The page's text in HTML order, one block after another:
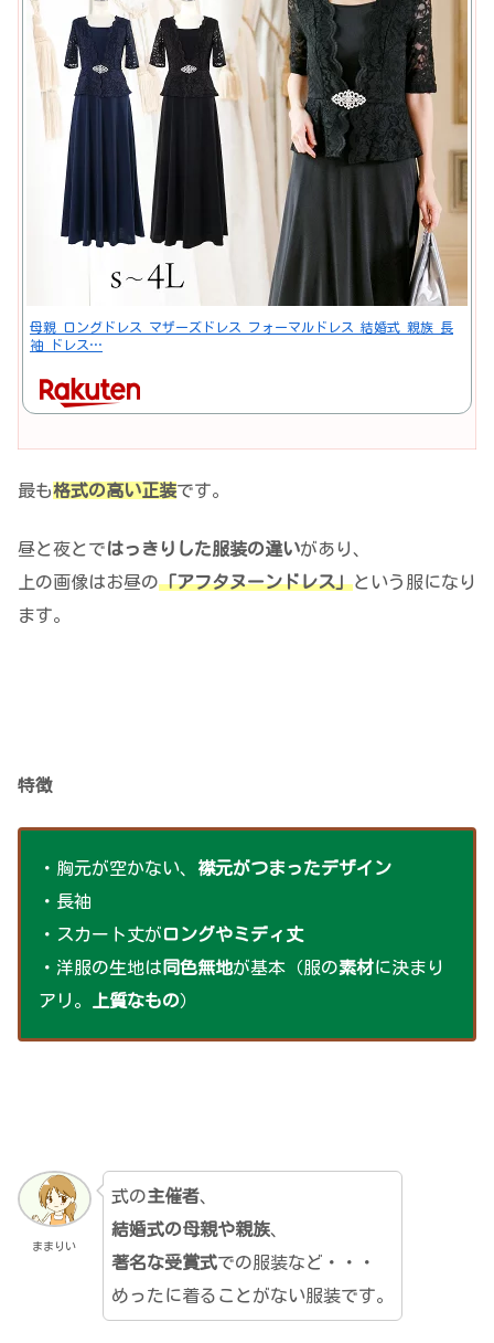
母親 ロングドレス マザーズドレス フォーマルドレス 結婚式 親族 長
袖 ドレス…
最も格式の高い正装です。
昼と夜とではっきりした服装の違いがあり、
上の画像はお昼の「アフタヌーンドレス」という服になり
ます。
特徴
・胸元が空かない、 襟元がつまったデザイン
・長袖
・スカート丈がロングやミディ丈
・洋服の生地は 同色無地が基本（服の素材に決まり
アリ。
上質なもの）
ままりい
式の主催者、
結婚式の母親や親族、
著名な受賞式での服装など・・・
めったに着ることがない服装です。